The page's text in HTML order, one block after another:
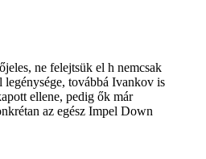
ne felejtsük el h nemcsak
továbbá Ivankov is
ellene, pedig ők már
az egész Impel Down